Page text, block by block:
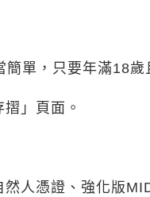
，只要年滿18歲
」頁面。
憑證、強化版MID